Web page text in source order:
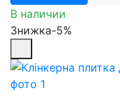
В наличии
Знижка-5%